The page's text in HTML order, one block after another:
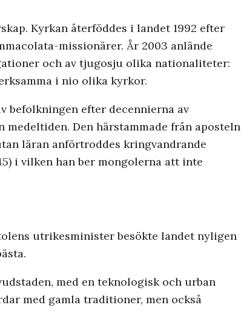
Kyrkan återföddes i landet 1992 efter
­missionärer. År 2003 anlände
och av tjugosju olika nationaliteter:
i nio olika kyrkor.
befolkningen efter decennierna av
Den härstammade från aposteln
läran anförtroddes kringvandrande
i vilken han ber mongolerna att inte
utrikesminister besökte landet nyligen
med en teknologisk och urban
med gamla traditioner, men också